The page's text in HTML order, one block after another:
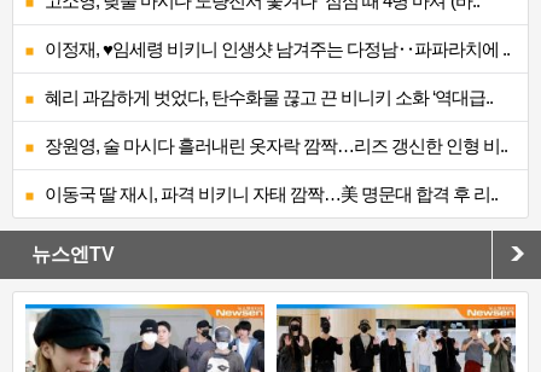
이정재, ♥임세령 비키니 인생샷 남겨주는 다정남‥파파라치에 ..
혜리 과감하게 벗었다, 탄수화물 끊고 끈 비니키 소화 ‘역대급..
장원영, 술 마시다 흘러내린 옷자락 깜짝…리즈 갱신한 인형 비..
이동국 딸 재시, 파격 비키니 자태 깜짝…美 명문대 합격 후 리..
뉴스엔TV